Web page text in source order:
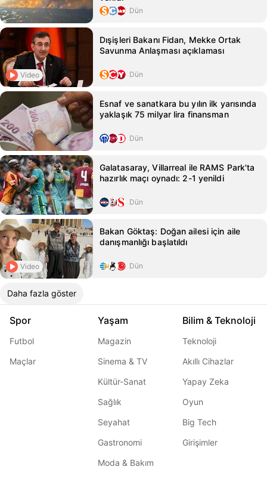
Dün
Video
Dışişleri Bakanı Fidan, Mekke Ortak
Savunma Anlaşması açıklaması
Dün
Esnaf ve sanatkara bu yılın ilk yarısında
yaklaşık 75 milyar lira finansman
Dün
Galatasaray, Villarreal ile RAMS Park'ta
hazırlık maçı oynadı: 2-1 yenildi
Dün
Video
Bakan Göktaş: Doğan ailesi için aile
danışmanlığı başlatıldı
Dün
Daha fazla göster
Spor
Futbol
Maçlar
Yaşam
Magazin
Sinema & TV
Kültür-Sanat
Sağlık
Seyahat
Gastronomi
Moda & Bakım
Bilim & Teknoloji
Teknoloji
Akıllı Cihazlar
Yapay Zeka
Oyun
Big Tech
Girişimler